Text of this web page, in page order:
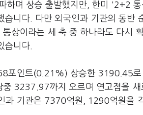
하며 상승 출발했지만, 한미 '2+2 통
니다. 다만 외국인과 기관의 동반
상이라는 세 축 중 하나라도 다시
습니다.
포인트(0.21%) 상승한 3190.45로
3237.97까지 오르며 연고점을 새
과 기관은 7370억원, 1290억원을